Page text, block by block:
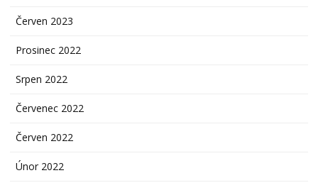
Červen 2023
Prosinec 2022
Srpen 2022
Červenec 2022
Červen 2022
Únor 2022